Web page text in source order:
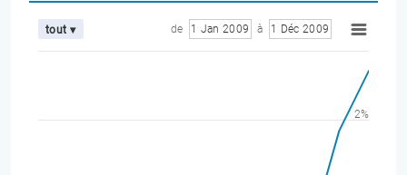
tout ▾ de 1 Jan 2009 à 1 Déc 2009
2%